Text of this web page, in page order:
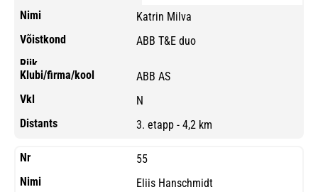
Katrin Milva
ABB T&E duo
ABB AS
N
3. etapp - 4,2 km
55
Eliis Hanschmidt